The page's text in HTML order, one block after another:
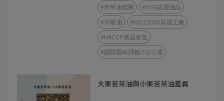
#苦茶油推薦
#SGS認證油品
#冷壓油
#ISO22000認證工廠
#HACCP食品安全
#國際風味評鑑iTQi三星
大果苦茶油與小果苦茶油差異